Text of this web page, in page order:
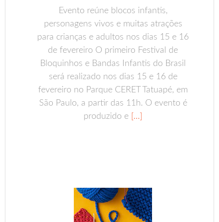
Evento reúne blocos infantis,
personagens vivos e muitas atrações
para crianças e adultos nos dias 15 e 16
de fevereiro O primeiro Festival de
Bloquinhos e Bandas Infantis do Brasil
será realizado nos dias 15 e 16 de
fevereiro no Parque CERET Tatuapé, em
São Paulo, a partir das 11h. O evento é
produzido e […]